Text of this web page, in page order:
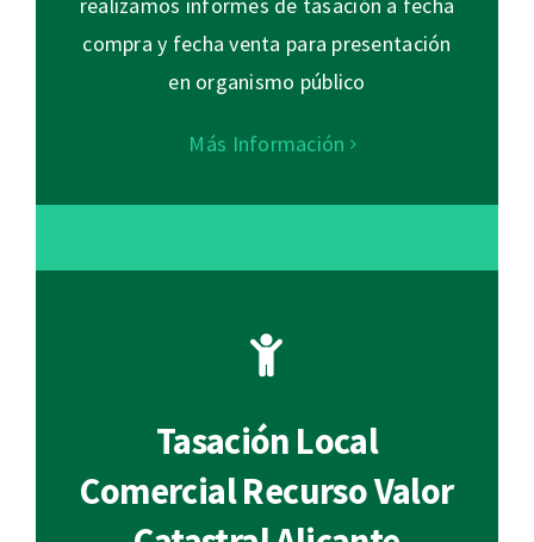
realizamos informes de tasación a fecha
compra y fecha venta para presentación
en organismo público
Más Información
Tasación Local
Comercial Recurso Valor